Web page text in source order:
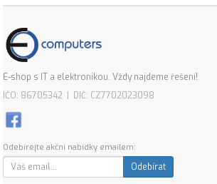
E-shop s IT a elektronikou. Vždy najdeme řešení!
IČO: 86705342 | DIČ: CZ7702023098
Odebírejte akční nabídky emailem:
Odebírat